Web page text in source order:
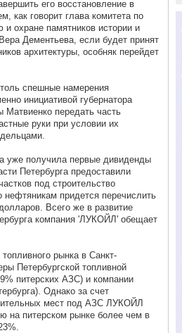
его восстановление в
как говорит глава комитета по
и охране памятников истории и
Дементьева, если будет принят
архитектуры, особняк перейдет
спешные намерения
инициативой губернатора
Матвиенко передать часть
руки при условии их
уже получила первые дивиденды
Петербурга предоставили
под строительство
нефтяникам придется перечислить
Всего же в развитие
компания 'ЛУКОЙЛ' обещает
рынка в Санкт-
Петербургской топливной
питерских АЗС) и компании
Однако за счет
мест под АЗС ЛУКОЙЛ
на питерском рынке более чем в